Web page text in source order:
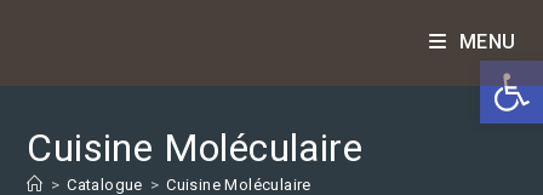
MENU
Cuisine Moléculaire
> Catalogue > Cuisine Moléculaire